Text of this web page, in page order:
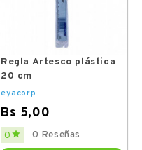
Regla Artesco plástica
20 cm
eyacorp
Bs 5,00
Price
0  0 Reseñas